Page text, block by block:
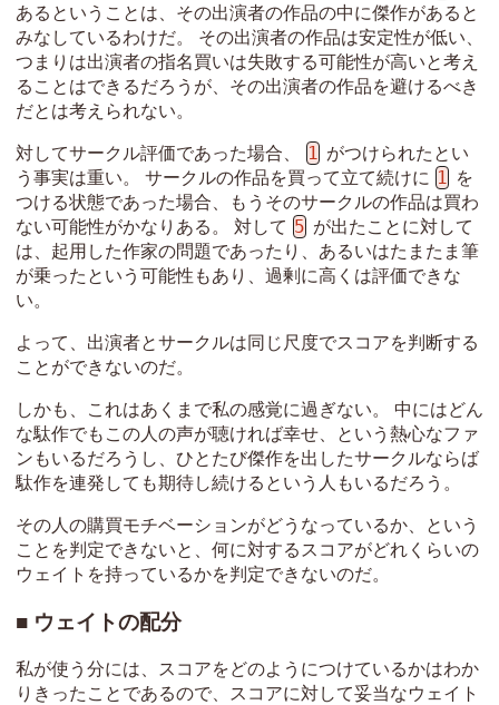
あるということは、その出演者の作品の中に傑作があると
みなしているわけだ。 その出演者の作品は安定性が低い、
つまりは出演者の指名買いは失敗する可能性が高いと考え
ることはできるだろうが、その出演者の作品を避けるべき
だとは考えられない。
対してサークル評価であった場合、 1 がつけられたとい
う事実は重い。 サークルの作品を買って立て続けに 1 を
つける状態であった場合、もうそのサークルの作品は買わ
ない可能性がかなりある。 対して 5 が出たことに対して
は、起用した作家の問題であったり、あるいはたまたま筆
が乗ったという可能性もあり、過剰に高くは評価できな
い。
よって、出演者とサークルは同じ尺度でスコアを判断する
ことができないのだ。
しかも、これはあくまで私の感覚に過ぎない。 中にはどん
な駄作でもこの人の声が聴ければ幸せ、という熱心なファ
ンもいるだろうし、ひとたび傑作を出したサークルならば
駄作を連発しても期待し続けるという人もいるだろう。
その人の購買モチベーションがどうなっているか、という
ことを判定できないと、何に対するスコアがどれくらいの
ウェイトを持っているかを判定できないのだ。
ウェイトの配分
私が使う分には、スコアをどのようにつけているかはわか
りきったことであるので、スコアに対して妥当なウェイト